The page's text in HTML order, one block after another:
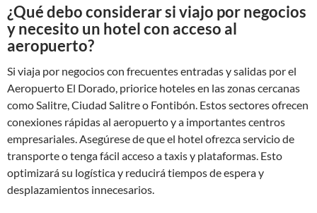
¿Qué debo considerar si viajo por negocios
y necesito un hotel con acceso al
aeropuerto?
Si viaja por negocios con frecuentes entradas y salidas por el
Aeropuerto El Dorado, priorice hoteles en las zonas cercanas
como Salitre, Ciudad Salitre o Fontibón. Estos sectores ofrecen
conexiones rápidas al aeropuerto y a importantes centros
empresariales. Asegúrese de que el hotel ofrezca servicio de
transporte o tenga fácil acceso a taxis y plataformas. Esto
optimizará su logística y reducirá tiempos de espera y
desplazamientos innecesarios.